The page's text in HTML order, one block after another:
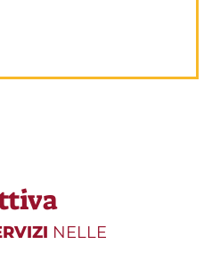
NELLE